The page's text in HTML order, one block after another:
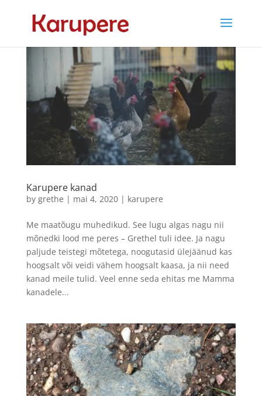
Karupere kanad
by grethe | mai 4, 2020| karupere
Me maatõugu muhedikud. See lugu algas nagu nii
mõnedki lood me peres – Grethel tuli idee. Ja nagu
paljude teistegi mõtetega, noogutasid ülejäänud kas
hoogsalt või veidi vähem hoogsalt kaasa, ja nii need
kanad meile tulid. Veel enne seda ehitas me Mamma
kanadele...